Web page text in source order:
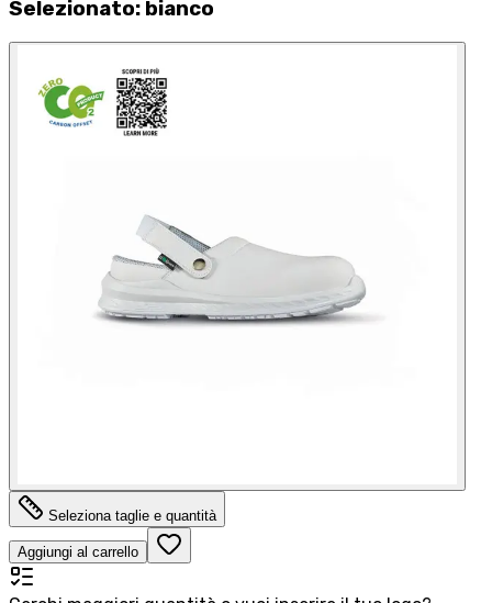
Selezionato: bianco
Seleziona taglie e quantità
Aggiungi al carrello